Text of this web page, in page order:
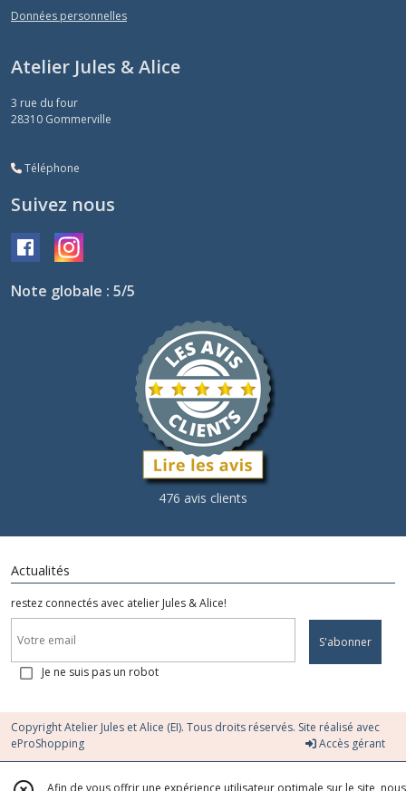
Données personnelles
Atelier Jules & Alice
3 rue du four
28310 Gommerville
Téléphone
Suivez nous
Note globale : 5/5
476 avis clients
Actualités
restez connectés avec atelier Jules & Alice!
S'abonner
Je ne suis pas un robot
Copyright Atelier Jules et Alice (EI). Tous droits réservés. Site réalisé avec
eProShopping
Accès gérant
Afin de vous offrir une expérience utilisateur optimale sur le site, nous